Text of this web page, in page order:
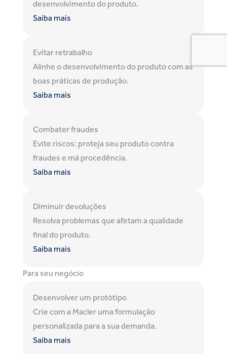
desenvolvimento do produto.
Saiba mais
Evitar retrabalho
Alinhe o desenvolvimento do produto com as
boas práticas de produção.
Saiba mais
Combater fraudes
Evite riscos: proteja seu produto contra
fraudes e má procedência.
Saiba mais
Diminuir devoluções
Resolva problemas que afetam a qualidade
final do produto.
Saiba mais
Para seu negócio
Desenvolver um protótipo
Crie com a Macler uma formulação
personalizada para a sua demanda.
Saiba mais